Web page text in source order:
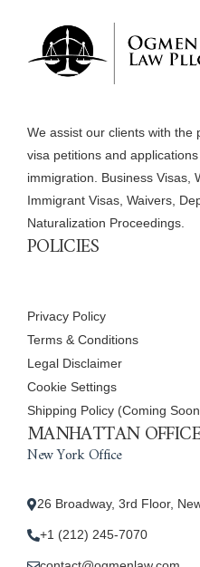
We assist our clients with the
visa petitions and
immigration. Business Visas,
Immigrant Visas, Waivers,
Naturalization Proceedings.
POLICIES
Privacy Policy
Terms & Conditions
Legal Disclaimer
Cookie Settings
Shipping Policy (Coming
MANHATTAN OFFICE
New York Office
26 Broadway, 3rd Floor,
+1 (212) 245-7070